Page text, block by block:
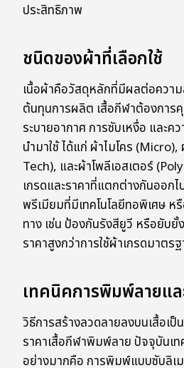
ประสิทธิภาพ
ชนิดของผ้าที่เลือกใช้
เนื้อผ้าคือวัสดุหลักที่มีผลต่อความ
ต้นทุนการผลิต เสื้อกีฬาต้องกา
ระบายอากาศ การซับเหงื่อ และ
นำมาใช้ ได้แก่ ผ้าไมโคร
Tech), และผ้าโพลีเอสเตอร์
เกรดและราคาที่แตกต่างกันออกไ
พรีเมียมที่มีเทคโนโลยีทอพิเศษ
ทาง เช่น ป้องกันรังสียูวี หรือยับ
ราคาสูงกว่าการใช้ผ้าเกรดมาตร
เทคนิคการพิมพ์ลายแ
วิธีการสร้างลวดลายลงบนเสื้อเ
ราคาเสื้อกีฬาพิมพ์ลาย ปัจจุบันเ
อย่างมากคือ การพิมพ์แบบซับลิเ